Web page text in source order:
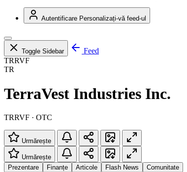
Autentificare Personalizați-vă feed-ul
Toggle Sidebar
Feed
TRRVF
TR
TerraVest Industries Inc.
TRRVF · OTC
Urmărește
Urmărește
Prezentare
Finanțe Articole Flash News Comunitate